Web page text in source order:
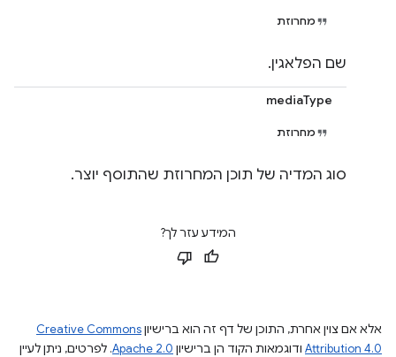
מחרוזת
שם הפלאגין.
mediaType
מחרוזת
סוג המדיה של תוכן המחרוזת שהתוסף יוצר.
המידע עזר לך?
אלא אם צוין אחרת, התוכן של דף זה הוא ברישיוןCreative Commons
Attribution 4.0 ודוגמאות הקוד הן ברישיון Apache 2.0. לפרטים, ניתן לעיין